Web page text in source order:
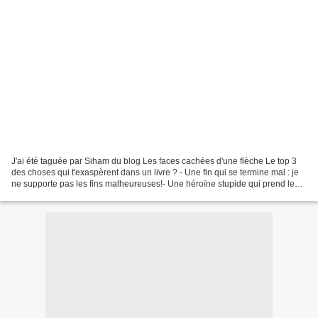
J'ai été taguée par Siham du blog Les faces cachées d'une flèche Le top 3
des choses qui t'exaspèrent dans un livre ? - Une fin qui se termine mal : je
ne supporte pas les fins malheureuses!- Une héroïne stupide qui prend les